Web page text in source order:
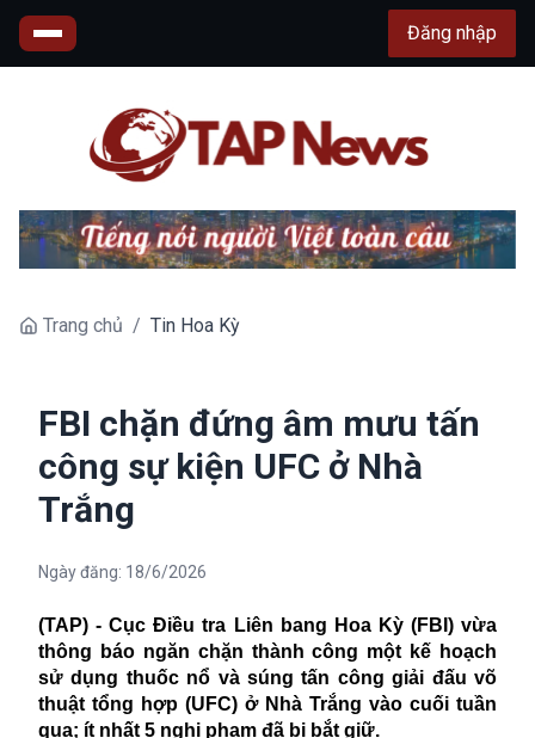
Đăng nhập
Trang chủ / Tin Hoa Kỳ
FBI chặn đứng âm mưu tấn
công sự kiện UFC ở Nhà
Trắng
Ngày đăng: 18/6/2026
(TAP) - Cục Điều tra Liên bang Hoa Kỳ (FBI) vừa
thông báo ngăn chặn thành công một kế hoạch
sử dụng thuốc nổ và súng tấn công giải đấu võ
thuật tổng hợp (UFC) ở Nhà Trắng vào cuối tuần
qua; ít nhất 5 nghi phạm đã bị bắt giữ.